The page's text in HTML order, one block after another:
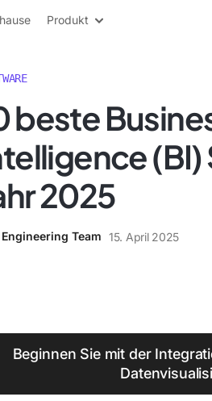
Blog Produkt
beste
2025
Engineering Team 15. April 2025
Beginnen Sie mit der